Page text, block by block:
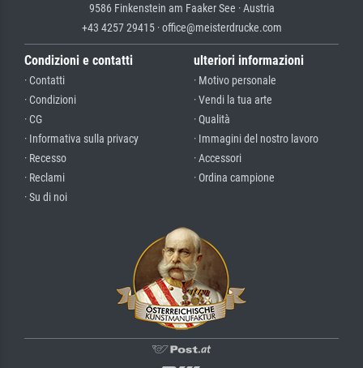
9586 Finkenstein am Faaker See · Austria
+43 4257 29415 · office@meisterdrucke.com
Condizioni e contatti
· Contatti
· Condizioni
· CG
· Informativa sulla privacy
· Recesso
· Reclami
· Su di noi
ulteriori informazioni
· Motivo personale
· Vendi la tua arte
· Qualità
· Immagini del nostro lavoro
· Accessori
· Ordina campione